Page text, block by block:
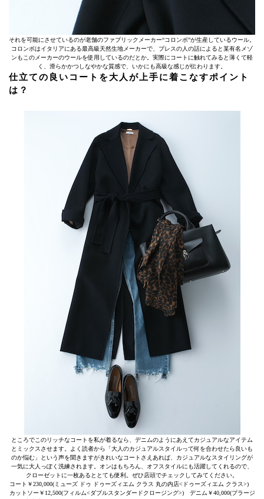
それを可能にさせているのが老舗のファブリックメーカー“コロンボ”が生産しているウール。
コロンボはイタリアにある最高級天然生地メーカーで、プレスの人の話によると某有名メゾ
ンもこのメーカーのウールを使用しているのだとか。実際にコートに触れてみると薄くて軽
く、滑らかかつしなやかな質感で、いかにも高級な感じが伝わります。
仕立ての良いコートを大人が上手に着こなすポイント
は？
ところでこのリッチなコートを私が着るなら、デニムのようにあえてカジュアルなアイテム
とミックスさせます。よく読者から「大人のカジュアルスタイルって何を合わせたら良いも
のか悩む」という声を聞きますがきれいなコートさえあれば、カジュアルなスタイリングが
一気に大人っぽく洗練されます。オンはもちろん、オフスタイルにも活躍してくれるので、
クローゼットに一枚あるととても便利。ぜひ店頭でチェックしてみてください。
コート￥230,000(ミューズ ドゥ ドゥーズィエム クラス 丸の内店<ドゥーズィエム クラス>)
カットソー￥12,500(フィルム<ダブルスタンダードクロージング>) デニム￥40,000(プラージ